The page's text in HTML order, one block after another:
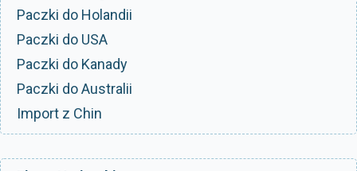
Paczki do Holandii
Paczki do USA
Paczki do Kanady
Paczki do Australii
Import z Chin